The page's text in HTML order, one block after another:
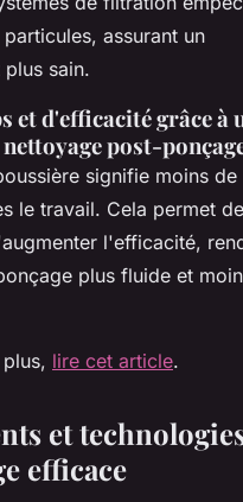
assurant un
sain.
et d'efficacité grâce à
post-
signifie moins de
le travail. Cela permet de
l'efficacité,
plus fluide et
lire cet article.
et
efficace